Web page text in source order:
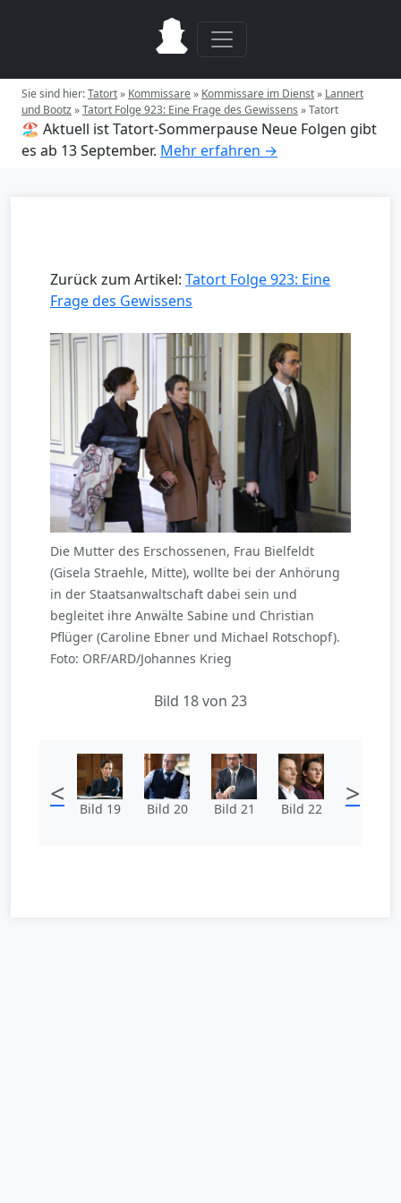
Sie sind hier:Tatort» Kommissare» Kommissare im Dienst» Lannert
und Bootz»Tatort Folge 923: Eine Frage des Gewissens »Tatort
🏖️ Aktuell ist Tatort-Sommerpause Neue Folgen gibt
es ab 13 September. Mehr erfahren →
Zurück zum Artikel: Tatort Folge 923: Eine
Frage des Gewissens
Die Mutter des Erschossenen, Frau Bielfeldt
(Gisela Straehle, Mitte), wollte bei der Anhörung
in der Staatsanwaltschaft dabei sein und
begleitet ihre Anwälte Sabine und Christian
Pflüger (Caroline Ebner und Michael Rotschopf).
Foto: ORF/ARD/Johannes Krieg
Bild 18 von 23
< Bild 19 Bild 20 Bild 21 Bild 22 >